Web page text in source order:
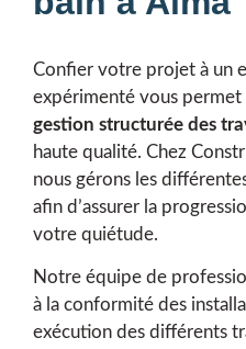
Confier votre projet à un
expérimenté vous permet
gestion structurée des
haute qualité. Chez
nous gérons les
afin d’assurer la
votre quiétude.
Notre équipe de
à la conformité des
exécution des différents